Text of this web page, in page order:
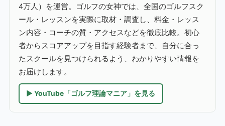
4万人）を運営。ゴルフの女神では、全国のゴルフスク
ール・レッスンを実際に取材・調査し、料金・レッス
ン内容・コーチの質・アクセスなどを徹底比較。初心
者からスコアアップを目指す経験者まで、自分に合っ
たスクールを見つけられるよう、わかりやすい情報を
お届けします。
▶ YouTube「ゴルフ理論マニア」を見る